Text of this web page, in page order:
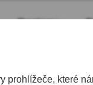
prohlížeče, které
Regiony